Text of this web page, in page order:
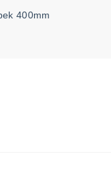
400mm